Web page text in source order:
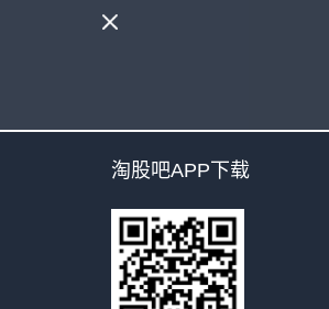
淘股吧APP下载